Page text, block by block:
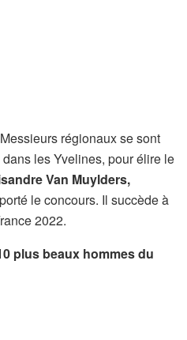
régionaux se sont
les Yvelines, pour élire le
Van Muylders,
le concours. Il succède à
2022.
plus beaux hommes du